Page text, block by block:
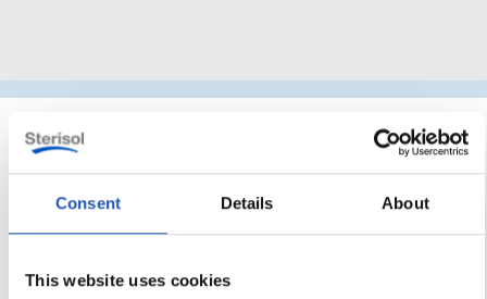
Consent Details About
This website uses cookies